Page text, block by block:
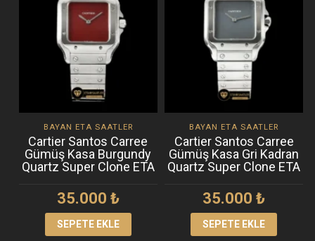
BAYAN ETA SAATLER
Cartier Santos Carree
Gümüş Kasa Burgundy
Quartz Super Clone ETA
35.000 ₺
SEPETE EKLE
BAYAN ETA SAATLER
Cartier Santos Carree
Gümüş Kasa Gri Kadran
Quartz Super Clone ETA
35.000₺
SEPETE EKLE